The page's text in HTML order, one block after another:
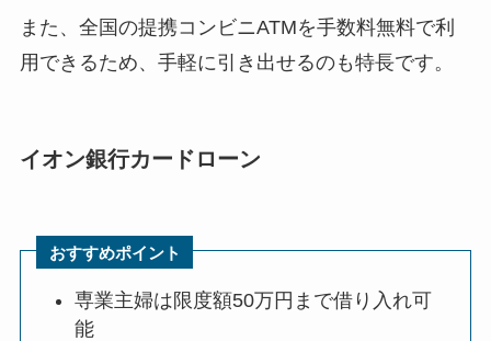
また、全国の提携コンビニATMを手数料無料で利
用できるため、手軽に引き出せるのも特長です。
イオン銀行カードローン
おすすめポイント
専業主婦は限度額50万円まで借り入れ可
能